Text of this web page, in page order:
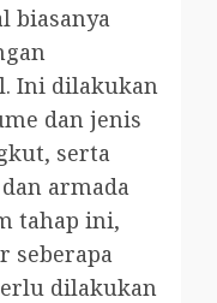
biasanya
Ini dilakukan
dan jenis
serta
armada
tahap ini,
seberapa
dilakukan